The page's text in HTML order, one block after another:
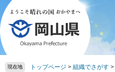
ペ
ー
ジ
の
先
頭
メ
ニ
ュ
ー
を
飛
現在地 トップページ > 組織でさがす >